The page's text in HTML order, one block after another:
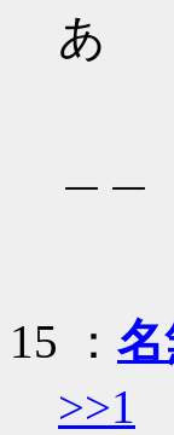
あ
.
15 ：
>>1